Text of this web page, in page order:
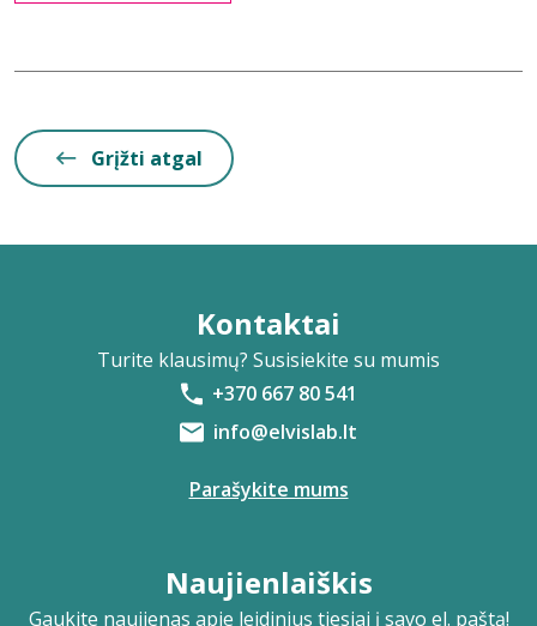
Grįžti atgal
Kontaktai
Turite klausimų? Susisiekite su mumis
+370 667 80 541
info@elvislab.lt
Parašykite mums
Naujienlaiškis
Gaukite naujienas apie leidinius tiesiai į savo el. paštą!